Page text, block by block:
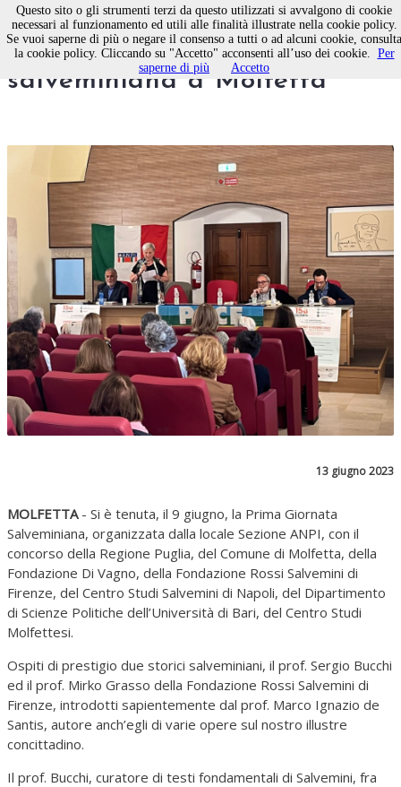
La prima giornata
salveminiana a Molfetta
13 giugno 2023
MOLFETTA- Si è tenuta, il 9 giugno, la Prima Giornata
Salveminiana, organizzata dalla locale Sezione ANPI, con il
concorso della Regione Puglia, del Comune di Molfetta, della
Fondazione Di Vagno, della Fondazione Rossi Salvemini di
Firenze, del Centro Studi Salvemini di Napoli, del Dipartimento
di Scienze Politiche dell’Università di Bari, del Centro Studi
Molfettesi.
Ospiti di prestigio due storici salveminiani, il prof. Sergio Bucchi
ed il prof. Mirko Grasso della Fondazione Rossi Salvemini di
Firenze, introdotti sapientemente dal prof. Marco Ignazio de
Santis, autore anch’egli di varie opere sul nostro illustre
concittadino.
Il prof. Bucchi, curatore di testi fondamentali di Salvemini, fra
Questo sito o gli strumenti terzi da questo utilizzati si avvalgono di cookie
necessari al funzionamento ed utili alle finalità illustrate nella cookie policy.
Se vuoi saperne di più o negare il consenso a tutti o ad alcuni cookie, consulta
la cookie policy. Cliccando su "Accetto" acconsenti all’uso dei cookie. Per
saperne di più
Accetto